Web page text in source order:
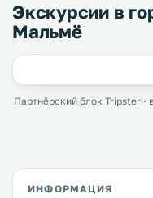
Экскурсии в
Мальмё
Партнёрский блок Tripster ·
ИНФОРМАЦИЯ